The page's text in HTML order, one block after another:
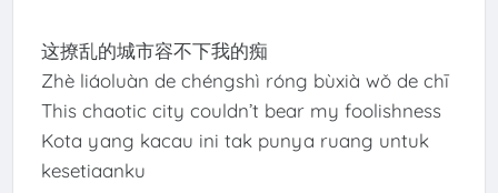
这撩乱的城市容不下我的痴
Zhè liáoluàn de chéngshì róng bùxià wǒ de chī
This chaotic city couldn’t bear my foolishness
Kota yang kacau ini tak punya ruang untuk
kesetiaanku